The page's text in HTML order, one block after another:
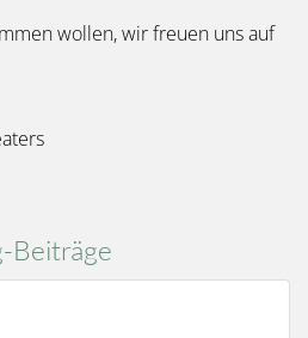
wollen, wir freuen uns auf
Beiträge